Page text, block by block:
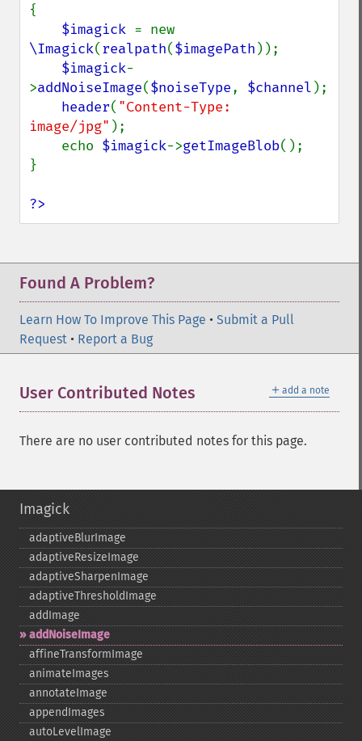
{
$imagick
\Imagick(realpath($imagePath ));
$imagick-
>addNoiseImage($noiseType, $channel );
header( "Content-Type:
image/jpg" );
    echo
$imagick->getImageBlob();
}
?>
Found A Problem?
Learn How To Improve This Page • Submit a Pull
Request • Report a Bug
＋ add a note
User Contributed Notes
There are no user contributed notes for this page.
Imagick
adaptiveBlurImage
adaptiveResizeImage
adaptiveSharpenImage
adaptiveThresholdImage
addImage
addNoiseImage
affineTransformImage
animateImages
annotateImage
appendImages
autoLevelImage